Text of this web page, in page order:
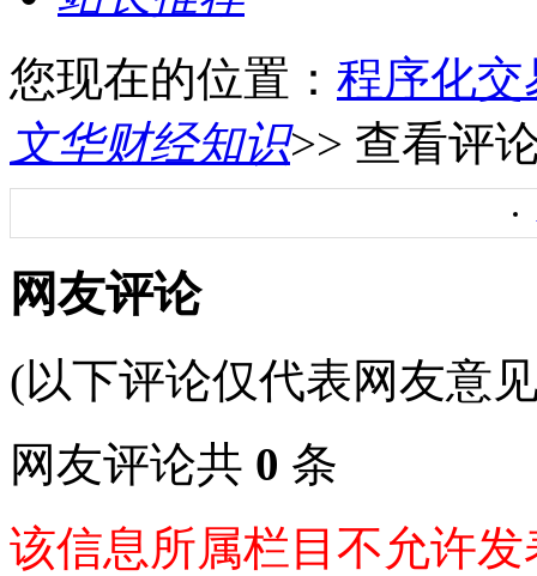
您现在的位置： 程序化交
文华财经知识>> 查看评
网友评论
(以下评论仅代表网友意
网友评论共 0 条
该信息所属栏目不允许